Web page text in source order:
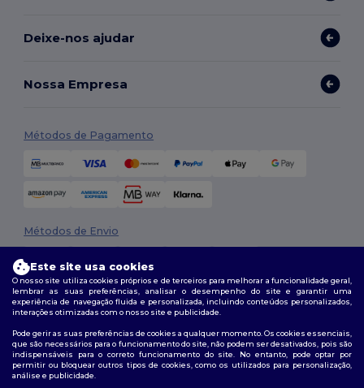
Deixe-nos ajudar
Nossa Empresa
Métodos de Pagamento
Métodos de Envio
Siga-nos
Este site usa cookies
O nosso site utiliza cookies próprios e de terceiros para melhorar a funcionalidade geral,
lembrar as suas preferências, analisar o desempenho do site e garantir uma
experiência de navegação fluida e personalizada, incluindo conteúdos personalizados,
interações otimizadas com o nosso site e publicidade.
Pode gerir as suas preferências de cookies a qualquer momento. Os cookies essenciais,
que são necessários para o funcionamento do site, não podem ser desativados, pois são
indispensáveis para o correto funcionamento do site. No entanto, pode optar por
permitir ou bloquear outros tipos de cookies, como os utilizados para personalização,
análise e publicidade.